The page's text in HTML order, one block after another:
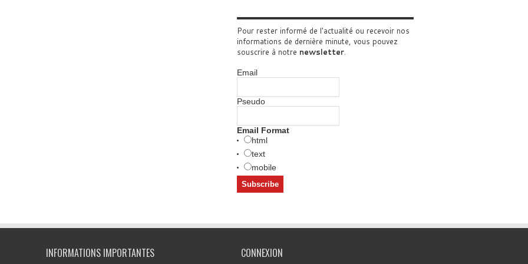
Pour rester informé de l'actualité ou recevoir nos
informations de dernière minute, vous pouvez
souscrire à notre newsletter.
Email
Pseudo
Email Format
html
text
mobile
INFORMATIONS IMPORTANTES CONNEXION